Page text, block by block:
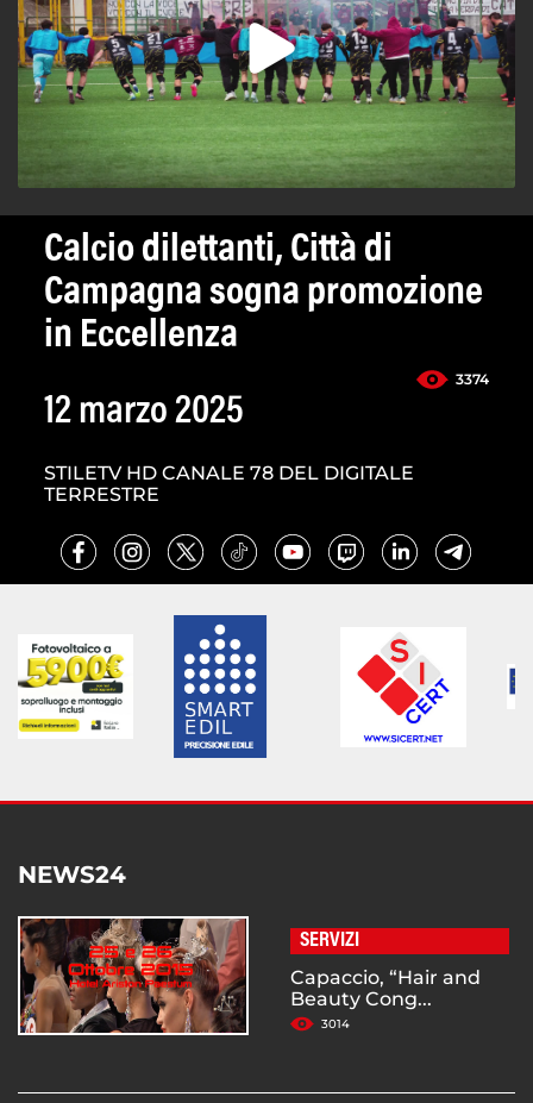
Calcio dilettanti, Città di
Campagna sogna promozione
in Eccellenza
3374
12 marzo 2025
STILETV HD CANALE 78 DEL DIGITALE
TERRESTRE
NEWS24
SERVIZI
Capaccio, “Hair and
Beauty Cong...
3014